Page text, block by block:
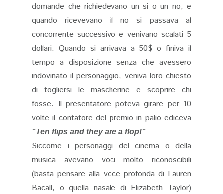
domande che richiedevano un si o un no, e
quando ricevevano il no si passava al
concorrente successivo e venivano scalati 5
dollari. Quando si arrivava a 50$ o finiva il
tempo a disposizione senza che avessero
indovinato il personaggio, veniva loro chiesto
di togliersi le mascherine e scoprire chi
fosse. Il presentatore poteva girare per 10
volte il contatore del premio in palio ediceva
"Ten flips and they are a flop!"
Siccome i personaggi del cinema o della
musica avevano voci molto riconoscibili
(basta pensare alla voce profonda di Lauren
Bacall, o quella nasale di Elizabeth Taylor)